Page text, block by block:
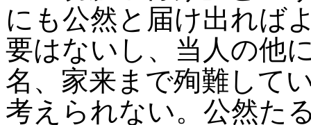
にも公然と届け出れば
要はないし、当人の他
名、家来まで殉難して
考えられない。公然た